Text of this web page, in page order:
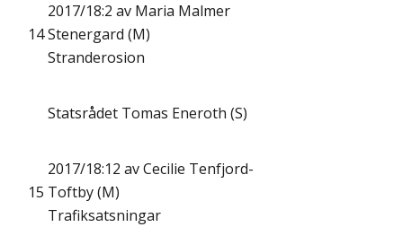
14
2017/18:2 av Maria Malmer
Stenergard (M)
Stranderosion
Statsrådet Tomas Eneroth (S)
15
2017/18:12 av Cecilie Tenfjord-
Toftby (M)
Trafiksatsningar